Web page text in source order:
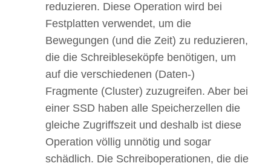
reduzieren. Diese Operation wird bei
Festplatten verwendet, um die
Bewegungen (und die Zeit) zu reduzieren,
die die Schreibleseköpfe benötigen, um
auf die verschiedenen (Daten-)
Fragmente (Cluster) zuzugreifen. Aber bei
einer SSD haben alle Speicherzellen die
gleiche Zugriffszeit und deshalb ist diese
Operation völlig unnötig und sogar
schädlich. Die Schreiboperationen, die die